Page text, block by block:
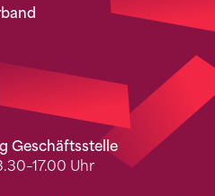
Geschäftsstelle
Uhr